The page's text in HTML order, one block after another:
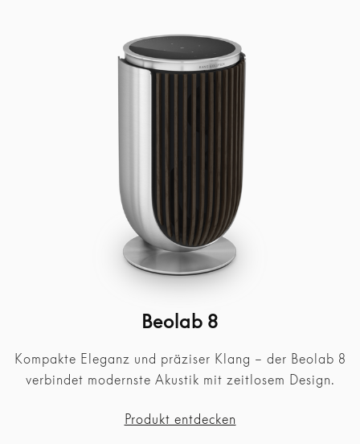
Beolab 8
Kompakte Eleganz und präziser Klang – der Beolab 8
verbindet modernste Akustik mit zeitlosem Design.
Produkt entdecken